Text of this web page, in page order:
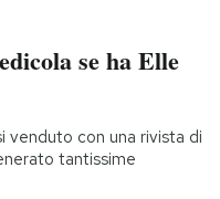
se ha Elle
con una rivista di
tantissime